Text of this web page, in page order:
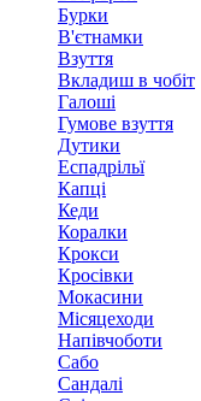
Бурки
В'єтнамки
Взуття
Вкладиш в чобіт
Галоші
Гумове взуття
Дутики
Еспадрільї
Капці
Кеди
Коралки
Крокси
Кросівки
Мокасини
Місяцеходи
Напівчоботи
Сабо
Сандалі